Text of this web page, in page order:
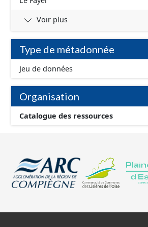
Voir plus
Type de métadonnée
Jeu de données
Organisation
Catalogue des ressources